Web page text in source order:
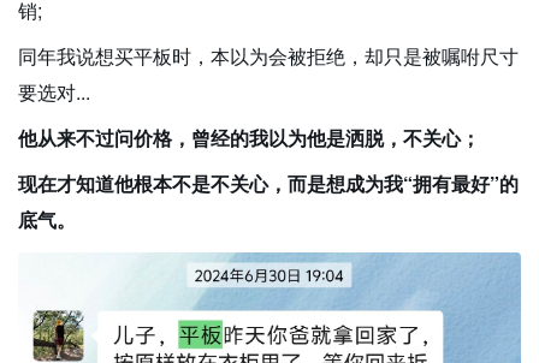
销;
同年我说想买平板时，本以为会被拒绝，却只是被嘱咐尺寸
要选对...
他从来不过问价格，曾经的我以为他是洒脱，不关心；
现在才知道他根本不是不关心，而是想成为我“拥有最好”的
底气。